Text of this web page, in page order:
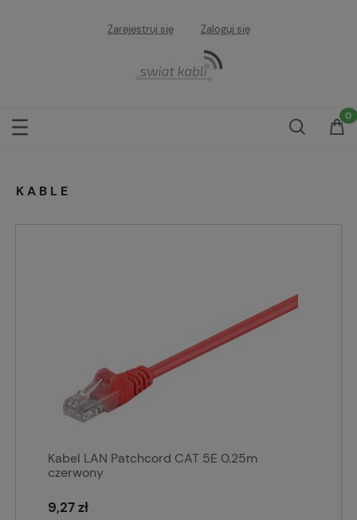
Zarejestruj się Zaloguj się
KABLE
Kabel LAN Patchcord CAT 5E 0.25m
czerwony
9,27 zł